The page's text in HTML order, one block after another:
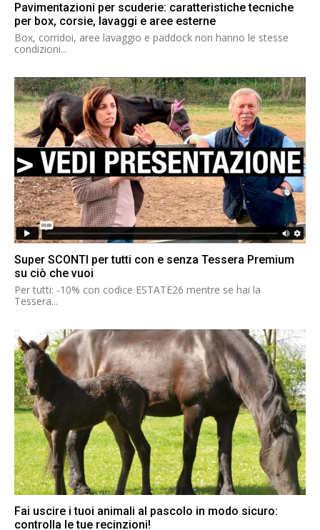
Pavimentazioni per scuderie: caratteristiche tecniche
per box, corsie, lavaggi e aree esterne
Box, corridoi, aree lavaggio e paddock non hanno le stesse
condizioni...
Super SCONTI per tutti con e senza Tessera Premium
su ciò che vuoi
Per tutti: -10% con codice ESTATE26 mentre se hai la
Tessera...
Fai uscire i tuoi animali al pascolo in modo sicuro:
controlla le tue recinzioni!